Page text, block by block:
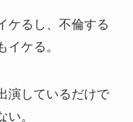
ケるし、不倫する
ケる。
演しているだけで
。